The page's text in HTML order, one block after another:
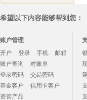
希望以下内容能够帮到您：
账户管理
开户
登录 手机
邮箱
账户查询
对账单
登录密码
交易密码
基金客户
信用卡客户
资管产品